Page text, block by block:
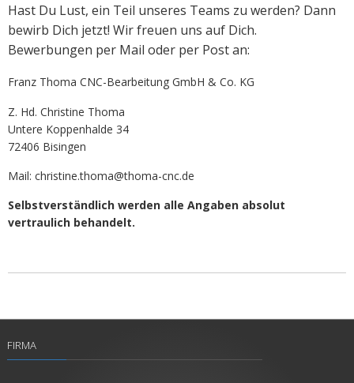
Hast Du Lust, ein Teil unseres Teams zu werden? Dann
bewirb Dich jetzt! Wir freuen uns auf Dich.
Bewerbungen per Mail oder per Post an:
Franz Thoma CNC-Bearbeitung GmbH & Co. KG
Z. Hd. Christine Thoma
Untere Koppenhalde 34
72406 Bisingen
Mail: christine.thoma@thoma-cnc.de
Selbstverständlich werden alle Angaben absolut
vertraulich behandelt.
FIRMA